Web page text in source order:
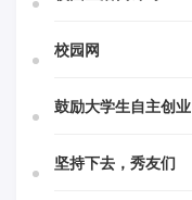
校园网
鼓励大学生自主创业
坚持下去，秀友们